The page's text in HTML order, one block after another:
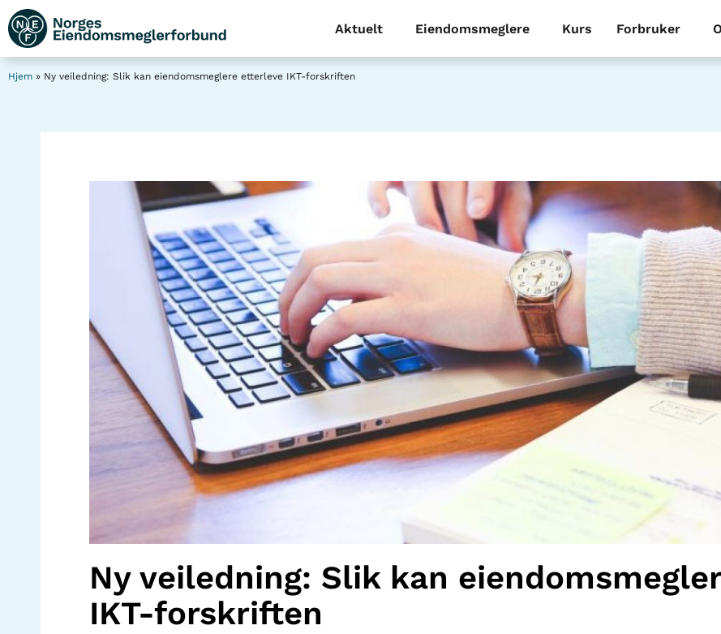
Aktuelt Eiendomsmeglere Kurs Forbruker
Hjem » Ny veiledning: Slik kan eiendomsmeglere etterleve IKT-forskriften
Ny veiledning: Slik kan
IKT-forskriften